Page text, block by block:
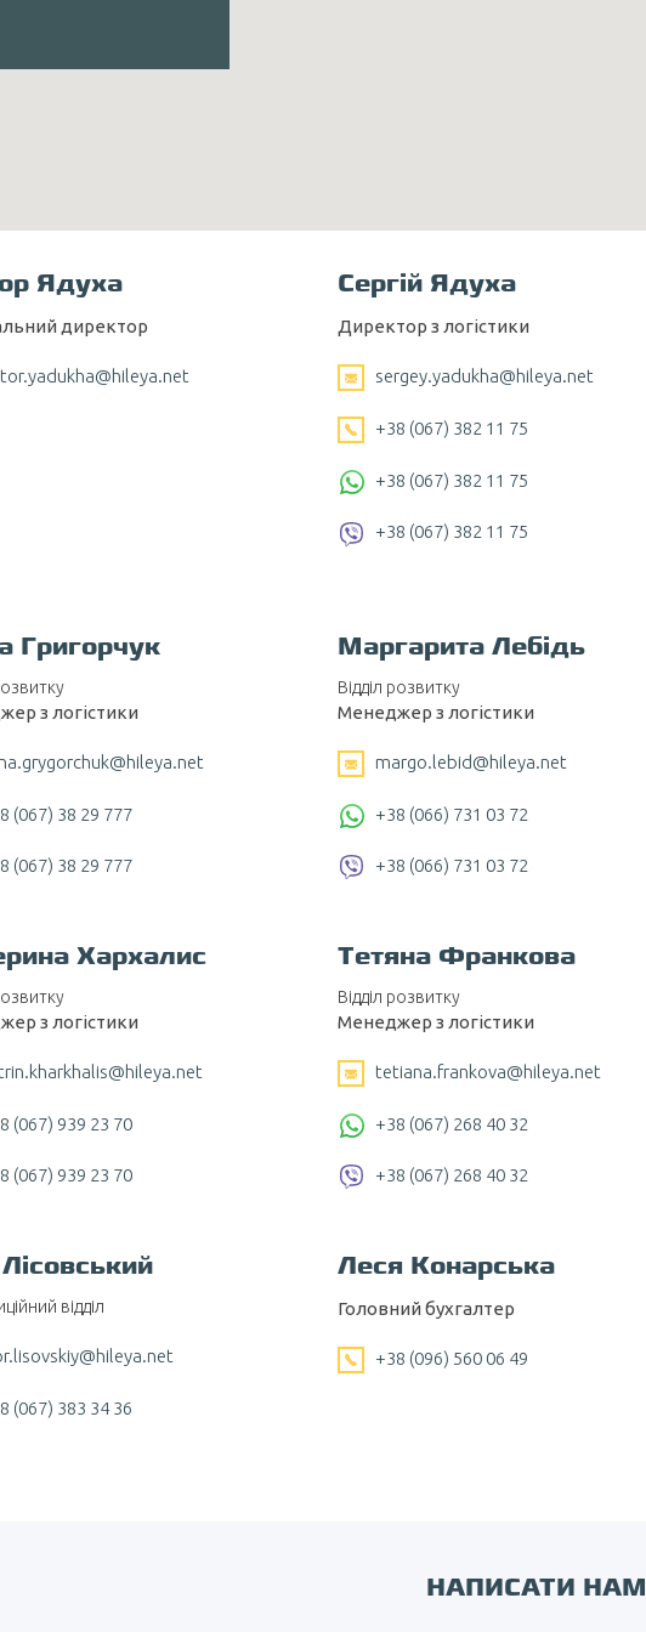
Ядуха
директор
Сергій Ядуха
Директор з логістики
sergey.yadukha@hileya.net
+38 (067) 382 11 75
+38 (067) 382 11 75
+38 (067) 382 11 75
Григорчук
з логістики
(067) 38 29 777
(067) 38 29 777
Маргарита Лебідь
Відділ розвитку
Менеджер з логістики
margo.lebіd@hileya.net
+38 (066) 731 03 72
+38 (066) 731 03 72
Хархалис
з логістики
(067) 939 23 70
(067) 939 23 70
Тетяна Франкова
Відділ розвитку
Менеджер з логістики
tetiana.frankova@hileya.net
+38 (067) 268 40 32
+38 (067) 268 40 32
Лісовський
відділ
(067) 383 34 36
Леся Конарська
Головний бухгалтер
+38 (096) 560 06 49
НАПИСАТИ НАМ